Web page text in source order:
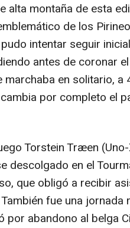
alta montaña de esta
de los
intentar seguir
antes de coronar
en solitario, a
por completo el
Torstein Træen
descolgado en el
que obligó a recibir
fue una jornada
por abandono al belga